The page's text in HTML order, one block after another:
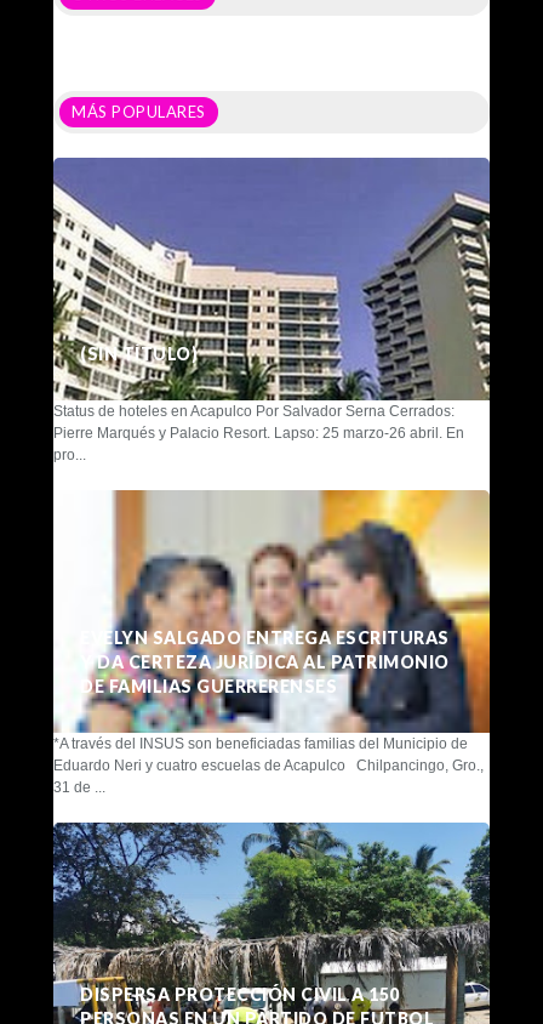
MÁS POPULARES
(SIN TÍTULO)
Status de hoteles en Acapulco Por Salvador Serna Cerrados:
Pierre Marqués y Palacio Resort. Lapso: 25 marzo-26 abril. En
pro...
EVELYN SALGADO ENTREGA ESCRITURAS
Y DA CERTEZA JURÍDICA AL PATRIMONIO
DE FAMILIAS GUERRERENSES
*A través del INSUS son beneficiadas familias del Municipio de
Eduardo Neri y cuatro escuelas de Acapulco Chilpancingo, Gro.,
31 de ...
DISPERSA PROTECCIÓN CIVIL A 150
PERSONAS EN UN PARTIDO DE FUTBOL